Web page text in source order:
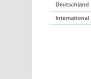
Deutschland
International